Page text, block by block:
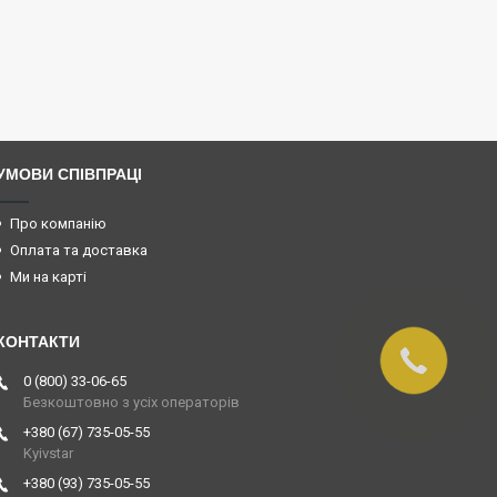
СПІВПРАЦІ
Про компанію
Оплата та доставка
Ми на карті
0 (800) 33-06-65
Безкоштовно з усіх операторів
+380 (67) 735-05-55
Kyivstar
+380 (93) 735-05-55